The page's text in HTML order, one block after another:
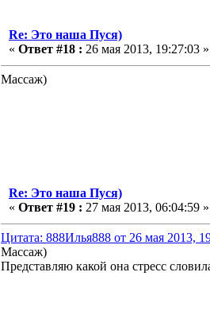
Re: Это наша Пуся)
« Ответ #18 : 26 мая 2013, 19:27:03 »
Массаж)
Re: Это наша Пуся)
« Ответ #19 : 27 мая 2013, 06:04:59 »
Цитата: 888Илья888 от 26 мая 2013,
Массаж)
Представляю какой она стресс